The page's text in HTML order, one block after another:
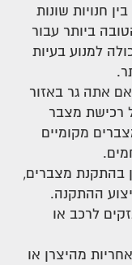
חנויות שונות
ביותר עבור
למנוע בעיות
אתה גר באזור
רכישת מצבר
מקומיים
בהתקנת מצברים,
ההתקנה.
לרכב או
מהיצרן או